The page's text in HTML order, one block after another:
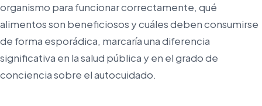
organismo para funcionar correctamente, qué
alimentos son beneficiosos y cuáles deben consumirse
de forma esporádica, marcaría una diferencia
significativa en la salud pública y en el grado de
conciencia sobre el autocuidado.